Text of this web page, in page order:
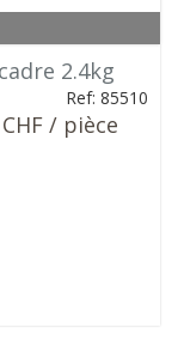
2.4kg
Ref: 85510
/ pièce